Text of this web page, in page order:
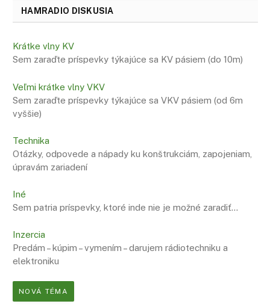
HAMRADIO DISKUSIA
Krátke vlny KV
Sem zaraďte príspevky týkajúce sa KV pásiem (do 10m)
Veľmi krátke vlny VKV
Sem zaraďte príspevky týkajúce sa VKV pásiem (od 6m
vyššie)
Technika
Otázky, odpovede a nápady ku konštrukciám, zapojeniam,
úpravám zariadení
Iné
Sem patria príspevky, ktoré inde nie je možné zaradiť…
Inzercia
Predám – kúpim – vymením – darujem rádiotechniku a
elektroniku
NOVÁ TÉMA